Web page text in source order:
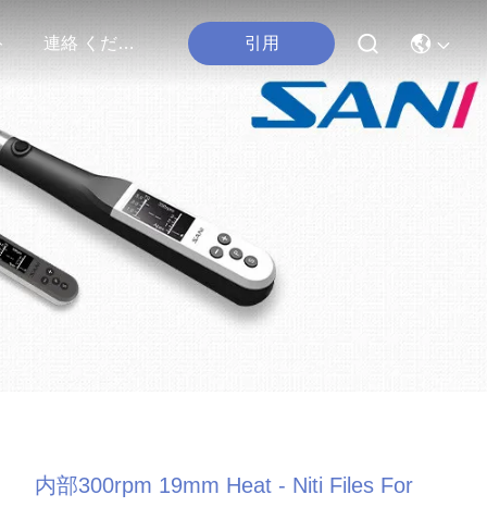
連絡 ください 引用
内部300rpm 19mm Heat - Niti Files For